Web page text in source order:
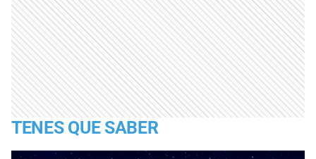
TENES QUE SABER